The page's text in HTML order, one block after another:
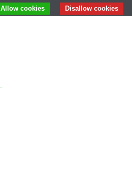
Disallow cookies
Allow cookies